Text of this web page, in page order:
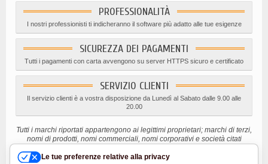
PROFESSIONALITÀ
I nostri professionisti ti indicheranno il software più adatto alle tue esigenze
SICUREZZA DEI PAGAMENTI
Tutti i pagamenti con carta avvengono su server HTTPS sicuro e certificato
SERVIZIO CLIENTI
Il servizio clienti è a vostra disposizione da Lunedì al Sabato dalle 9.00 alle
20.00
Tutti i marchi riportati appartengono ai legittimi proprietari; marchi di terzi,
nomi di prodotti, nomi commerciali, nomi corporativi e società citati
d’altre società e sono stati utilizzati a puro scopo esplicativo ed a
Le tue preferenze relative alla privacy